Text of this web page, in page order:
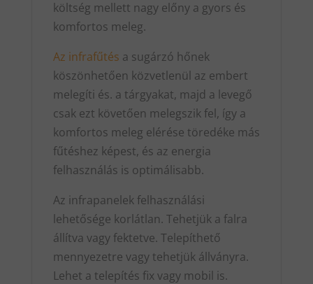
költség mellett nagy előny a gyors és
komfortos meleg.
Az infrafűtés a sugárzó hőnek
köszönhetően közvetlenül az embert
melegíti és. a tárgyakat, majd a levegő
csak ezt követően melegszik fel, így a
komfortos meleg elérése töredéke más
fűtéshez képest, és az energia
felhasználás is optimálisabb.
Az infrapanelek felhasználási
lehetősége korlátlan. Tehetjük a falra
állítva vagy fektetve. Telepíthető
mennyezetre vagy tehetjük állványra.
Lehet a telepítés fix vagy mobil is.